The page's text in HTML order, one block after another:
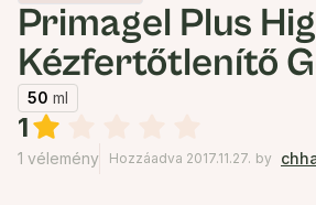
Primagel Plus
Kézfertőtlenítő
50 ml
1
1 vélemény Hozzáadva 2017.11.27. by